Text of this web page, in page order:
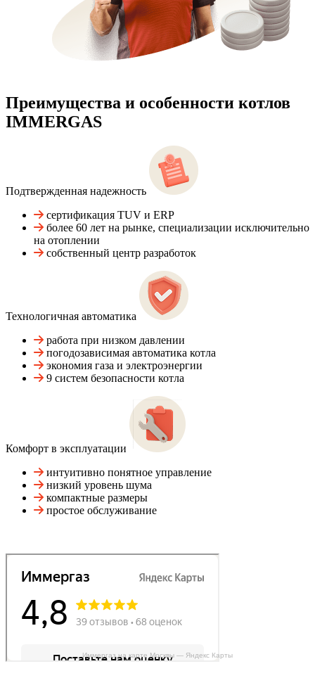
Преимущества и особенности котлов
IMMERGAS
Подтвержденная надежность
сертификация TUV и ERP
более 60 лет на рынке, специализации исключительно
на отоплении
собственный центр разработок
Технологичная автоматика
работа при низком давлении
погодозависимая автоматика котла
экономия газа и электроэнергии
9 систем безопасности котла
Комфорт в эксплуатации
интуитивно понятное управление
низкий уровень шума
компактные размеры
простое обслуживание
Иммергаз на карте Москвы — Яндекс Карты